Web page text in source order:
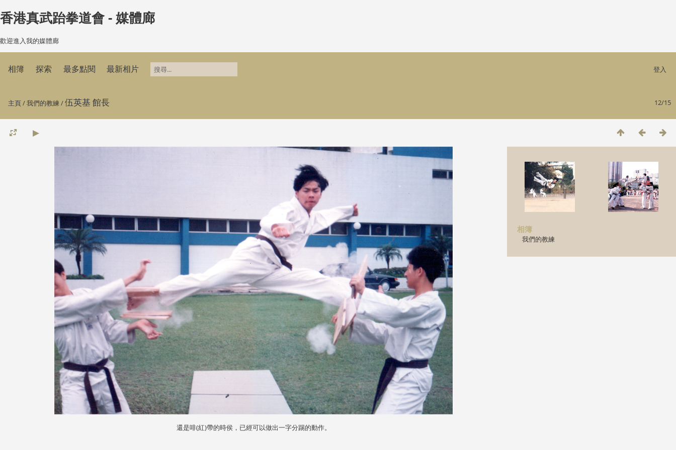
香港真武跆拳道會 - 媒體廊
歡迎進入我的媒體廊
相簿 探索 最多點閱 最新相片 登入
12/15
主頁/我們的教練 /伍英基 館長
還是啡(紅)帶的時侯，已經可以做出一字分踢的動作。
相簿
我們的教練